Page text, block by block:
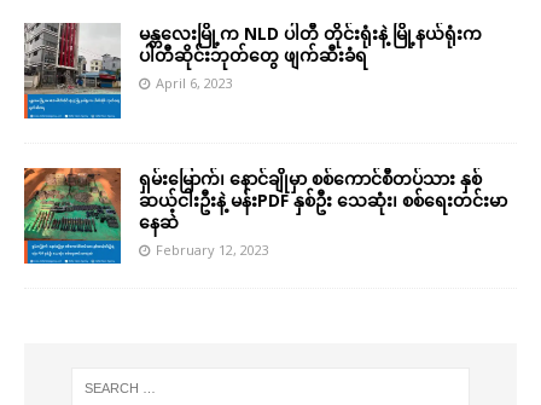
မန္တလေးမြို့က NLD ပါတီ တိုင်းရုံးနဲ့ မြို့နယ်ရုံးက
ပါတီဆိုင်းဘုတ်တွေ ဖျက်ဆီးခံရ
April 6, 2023
ရှမ်းမြောက်၊ နောင်ချိုမှာ စစ်ကောင်စီတပ်သား နှစ်
ဆယ့်ငါးဦးနဲ့ မန်းPDF နှစ်ဦး သေဆုံး၊ စစ်ရေးတင်းမာ
နေဆဲ
February 12, 2023